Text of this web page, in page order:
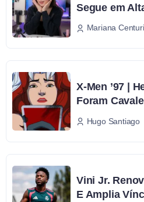
Segue em
Mariana
X-Men ’97 |
Foram
Hugo Santiago
Vini Jr.
E Amplia